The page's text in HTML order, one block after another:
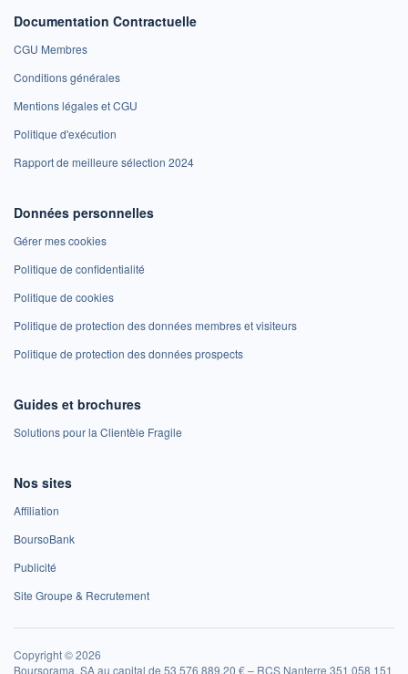
Documentation Contractuelle
CGU Membres
Conditions générales
Mentions légales et CGU
Politique d'exécution
Rapport de meilleure sélection 2024
Données personnelles
Gérer mes cookies
Politique de confidentialité
Politique de cookies
Politique de protection des données membres et visiteurs
Politique de protection des données prospects
Guides et brochures
Solutions pour la Clientèle Fragile
Nos sites
Affiliation
BoursoBank
Publicité
Site Groupe & Recrutement
Copyright © 2026
Boursorama, SA au capital de 53 576 889,20 € – RCS Nanterre 351 058 151